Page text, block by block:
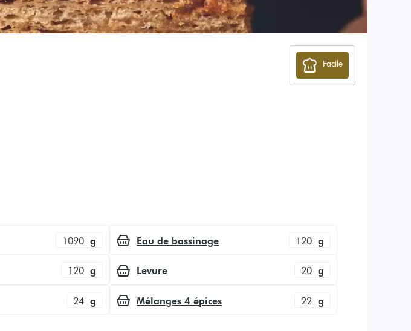
Facile
1090 g Eau de bassinage 120 g
120 g Levure 20 g
24 g Mélanges 4 épices 22 g